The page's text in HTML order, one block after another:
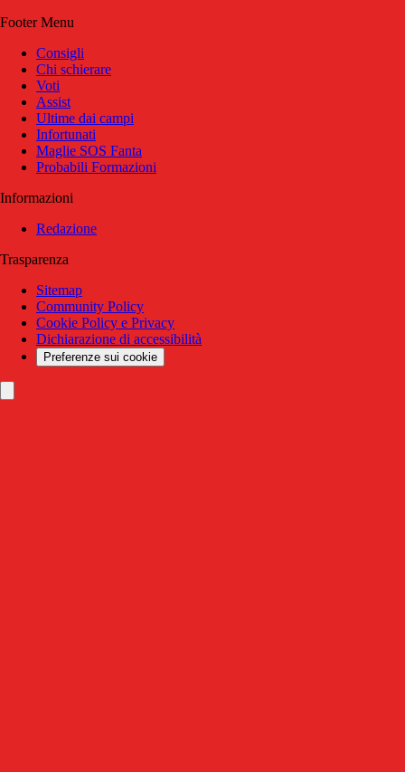
Footer Menu
Consigli
Chi schierare
Voti
Assist
Ultime dai campi
Infortunati
Maglie SOS Fanta
Probabili Formazioni
Informazioni
Redazione
Trasparenza
Sitemap
Community Policy
Cookie Policy e Privacy
Dichiarazione di accessibilità
Preferenze sui cookie